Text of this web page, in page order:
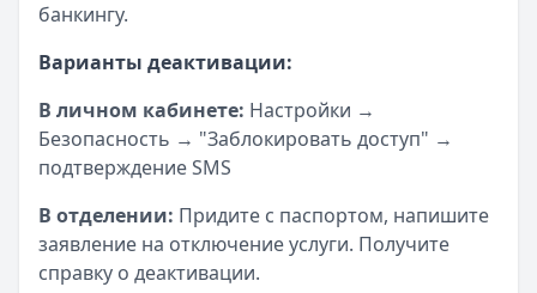
банкингу.
Варианты деактивации:
В личном кабинете: Настройки →
Безопасность → "Заблокировать доступ" →
подтверждение SMS
В отделении: Придите с паспортом, напишите
заявление на отключение услуги. Получите
справку о деактивации.